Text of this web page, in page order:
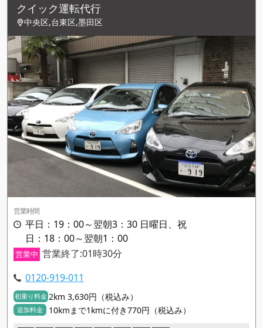
クイック運転代行
中央区,台東区,墨田区
営業時間
平日：19：00～翌朝3：30 日曜日、祝
日：18：00～翌朝1：00
営業中 営業終了:01時30分
0120-919-011
初乗り料金 2km 3,630円（税込み）
追加料金 10kmまで1kmに付き770円（税込み）